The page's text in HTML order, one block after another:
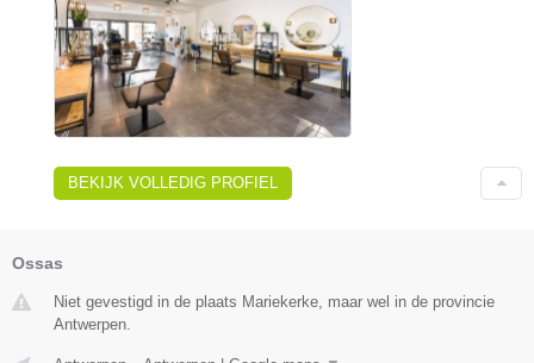
BEKIJK VOLLEDIG PROFIEL
Ossas
Niet gevestigd in de plaats Mariekerke, maar wel in de provincie
Antwerpen.